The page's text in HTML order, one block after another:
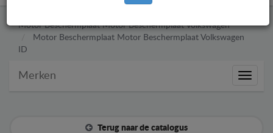
Motor BeschermplaatMotor Beschermplaat Volkswagen
Motor Beschermplaat Motor Beschermplaat Volkswagen
ID
Merken
Merken
Terug naar de catalogus